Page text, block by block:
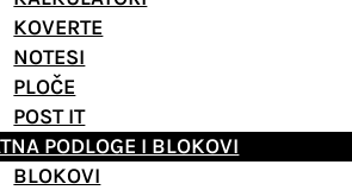
KOVERTE
NOTESI
PLOČE
POST IT
PODLOGE I BLOKOVI
BLOKOVI